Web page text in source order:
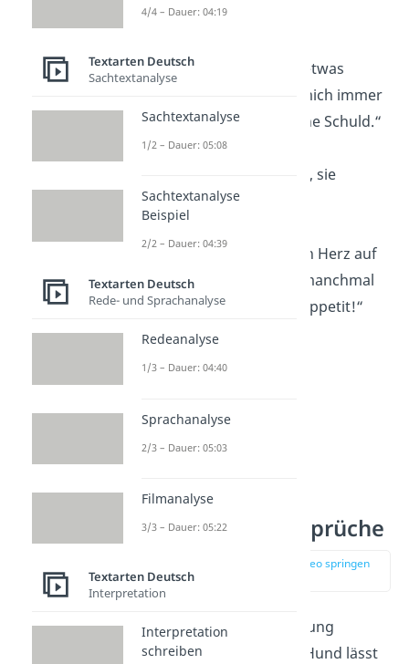
liebenswerter.“
„Wenn mein Hund etwas
anstellt, schaut er mich immer
an, als wäre es meine Schuld.“
„Hunde bellen nicht, sie
kommentieren!“
„Ein Hund ist wie ein Herz auf
vier Pfoten — und manchmal
mit einem großen Appetit!“
Schöne Hundesprüche
zur Stelle im Video springen
Die besondere Verbindung
zwischen Mensch und Hund lässt
4/4 – Dauer: 04:19
Textarten Deutsch
Sachtextanalyse
Sachtextanalyse
1/2 – Dauer: 05:08
Sachtextanalyse
Beispiel
2/2 – Dauer: 04:39
Textarten Deutsch
Rede- und Sprachanalyse
Redeanalyse
1/3 – Dauer: 04:40
Sprachanalyse
2/3 – Dauer: 05:03
Filmanalyse
3/3 – Dauer: 05:22
Textarten Deutsch
Interpretation
Interpretation
schreiben